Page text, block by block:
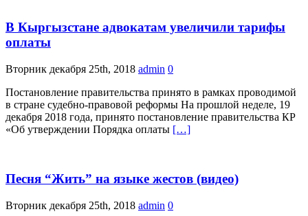
В Кыргызстане адвокатам увеличили тарифы
оплаты
Вторник декабря 25th, 2018 admin 0
Постановление правительства принято в рамках проводимой
в стране судебно-правовой реформы На прошлой неделе, 19
декабря 2018 года, принято постановление правительства КР
«Об утверждении Порядка оплаты […]
Песня “Жить” на языке жестов (видео)
Вторник декабря 25th, 2018 admin 0